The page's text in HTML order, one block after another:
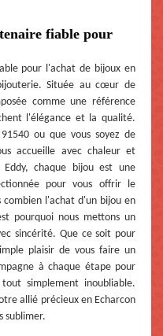
fiable pour
pour l'achat de bijoux en
Située au cœur de
comme une référence
l'élégance et la qualité.
ou que vous soyez de
accueille avec chaleur et
Eddy, chaque bijou est une
pour vous offrir le
combien l'achat d'un bijou en
pourquoi nous mettons un
sincérité. Que ce soit pour
plaisir de vous faire un
à chaque étape pour
simplement inoubliable.
allié précieux en Echarcon
sublimer.